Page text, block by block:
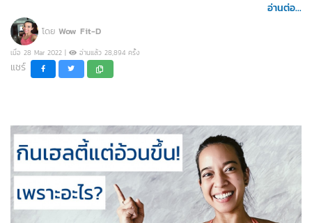
อ่านต่อ...
โดย Wow Fit-D
เมื่อ 28 Mar 2022 | อ่านแล้ว 28,894 ครั้ง
แชร์